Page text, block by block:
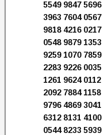
5549 9847
3963 7604
9818 4216
0548 9879
9259 1070
2283 9226
1261 9624
2092 7884
9796 4869
6312 8131
0544 8233